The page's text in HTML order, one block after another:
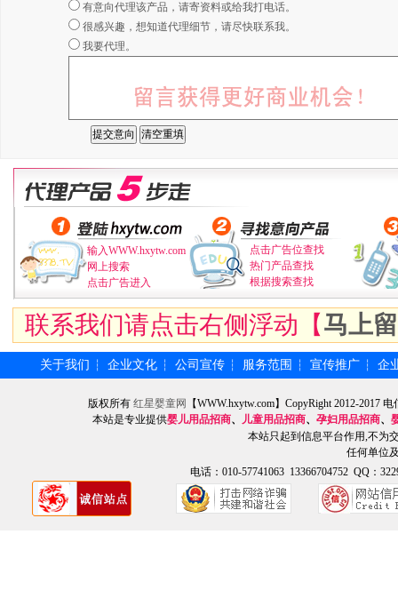
有意向代理该产品，请寄资料或给我打电话。
很感兴趣，想知道代理细节，请尽快联系我。
我要代理。
输入WWW.hxytw.com
网上搜索
点击广告进入
点击广告位查找
热门产品查找
根据搜索查找
联系我们请点击右侧浮动【马上
关于我们 ┆ 企业文化 ┆ 公司宣传 ┆ 服务范围 ┆ 宣传推广 ┆ 企
版权所有 红星婴童网
【WWW.hxytw.com】CopyRight 2012-2017
本站是专业提供婴儿用品招商、 儿童用品招商、 孕妇用品招商、
本站只起到信息平台作用,不为
任何单位
电话：010-57741063 13366704752 QQ：